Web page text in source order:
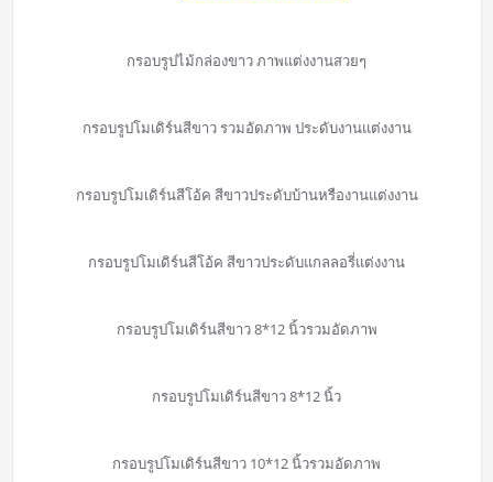
กรอบรูปไม้กล่องขาว ภาพแต่งงานสวยๆ
กรอบรูปโมเดิร์นสีขาว รวมอัดภาพ ประดับงานแต่งงาน
กรอบรูปโมเดิร์นสีโอ้ค สีขาวประดับบ้านหรืองานแต่งงาน
กรอบรูปโมเดิร์นสีโอ้ค สีขาวประดับแกลลอรี่แต่งงาน
กรอบรูปโมเดิร์นสีขาว 8*12 นิ้วรวมอัดภาพ
กรอบรูปโมเดิร์นสีขาว 8*12 นิ้ว
กรอบรูปโมเดิร์นสีขาว 10*12 นิ้วรวมอัดภาพ